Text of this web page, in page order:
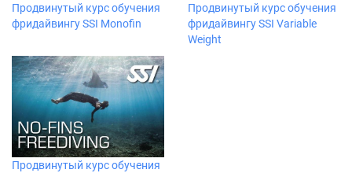
Продвинутый курс обучения
фридайвингу SSI Monofin
Продвинутый курс обучения
фридайвингу SSI Variable
Weight
Продвинутый курс обучения